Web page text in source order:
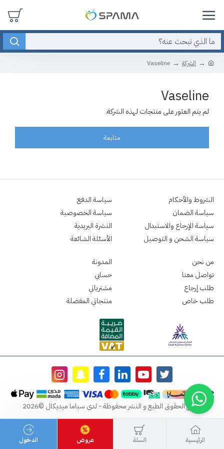
الشركة Vaseline
Vaseline
لم يتم العثور على منتجات لهذه الشركة.
متابعة
الشروط والأحكام
سياسة الضمان
سياسة الإرجاع والاستبدال
سياسة الشحن و التوصيل
سياسة الدفع
سياسة الخصوصية
النشرة البريدية
الأسئلة الشائعة
من نحن
تواصل معنا
طلب إرجاع
طلب خاص
المدونة
حسابي
مشترياتي
منتجاتي المفضلة
جميع الحقوق الطبع و النشر محفوظة - لدى سباما ميديكال ©2026
الرئيسية السلة عروض الدخول